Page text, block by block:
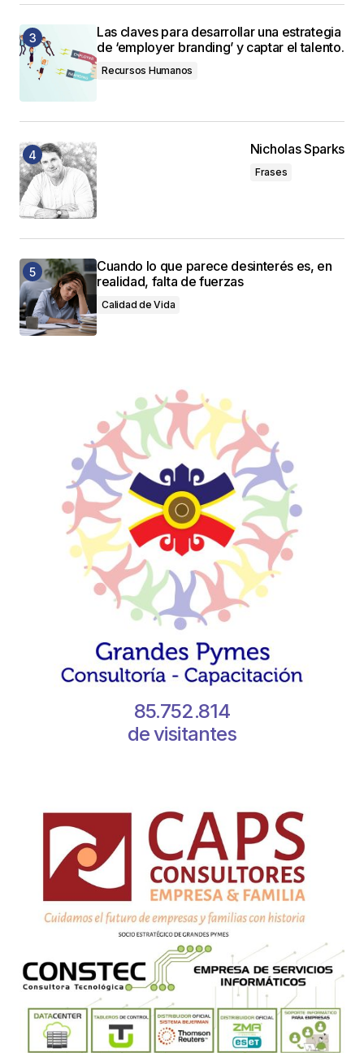
Las claves para desarrollar una estrategia
de ‘employer branding’ y captar el talento.
Recursos Humanos
Nicholas Sparks
Frases
Cuando lo que parece desinterés es, en
realidad, falta de fuerzas
Calidad de Vida
85.752.814
de visitantes